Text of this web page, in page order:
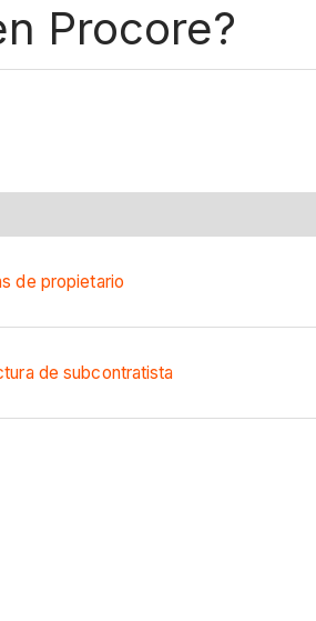
Procore?
de propietario
de subcontratista